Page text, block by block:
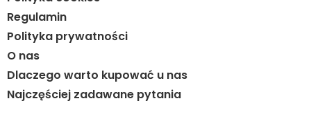
Regulamin
Polityka prywatności
O nas
Dlaczego warto kupować u nas
Najczęściej zadawane pytania